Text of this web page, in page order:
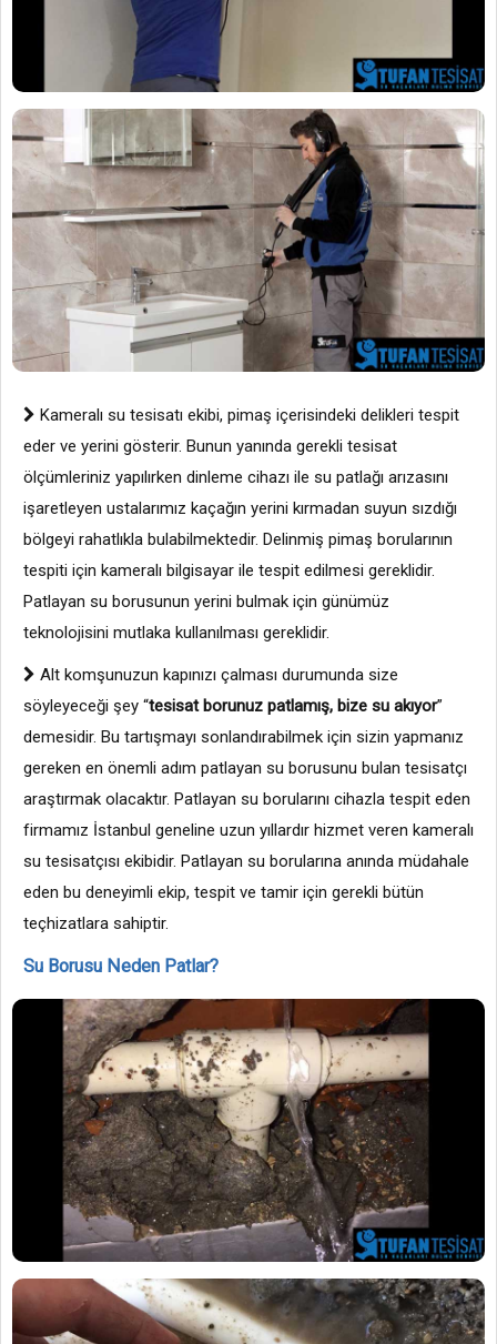
Kameralı su tesisatı ekibi, pimaş içerisindeki delikleri tespit
eder ve yerini gösterir. Bunun yanında gerekli tesisat
ölçümleriniz yapılırken dinleme cihazı ile su patlağı arızasını
işaretleyen ustalarımız kaçağın yerini kırmadan suyun sızdığı
bölgeyi rahatlıkla bulabilmektedir. Delinmiş pimaş borularının
tespiti için kameralı bilgisayar ile tespit edilmesi gereklidir.
Patlayan su borusunun yerini bulmak için günümüz
teknolojisini mutlaka kullanılması gereklidir.
Alt komşunuzun kapınızı çalması durumunda size
söyleyeceği şey “tesisat borunuz patlamış, bize su akıyor”
demesidir. Bu tartışmayı sonlandırabilmek için sizin yapmanız
gereken en önemli adım patlayan su borusunu bulan tesisatçı
araştırmak olacaktır. Patlayan su borularını cihazla tespit eden
firmamız İstanbul geneline uzun yıllardır hizmet veren kameralı
su tesisatçısı ekibidir. Patlayan su borularına anında müdahale
eden bu deneyimli ekip, tespit ve tamir için gerekli bütün
teçhizatlara sahiptir.
Su Borusu Neden Patlar?